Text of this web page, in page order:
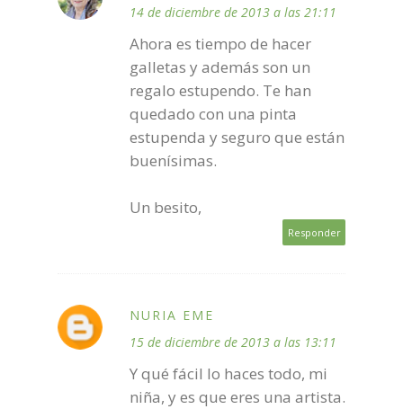
14 de diciembre de 2013 a las 21:11
Ahora es tiempo de hacer
galletas y además son un
regalo estupendo. Te han
quedado con una pinta
estupenda y seguro que están
buenísimas.
Un besito,
Responder
NURIA EME
15 de diciembre de 2013 a las 13:11
Y qué fácil lo haces todo, mi
niña, y es que eres una artista.